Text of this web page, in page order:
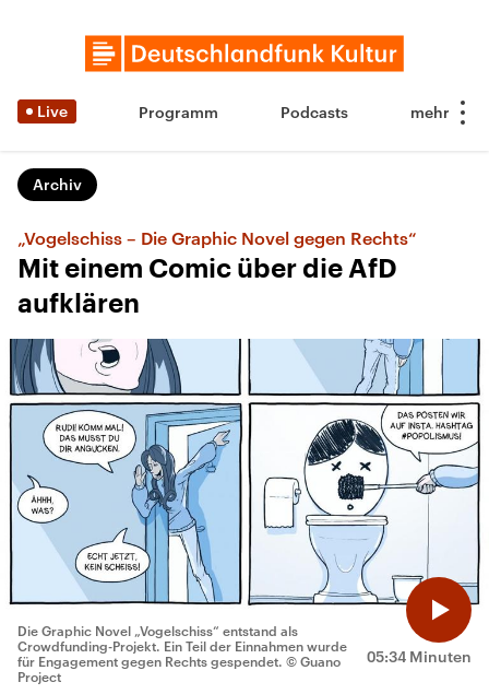
Live Programm Podcasts
Archiv
„Vogelschiss – Die Graphic Novel gegen Rechts“
Mit einem Comic über die AfD
aufklären
05:34 Minuten
Die Graphic Novel „Vogelschiss“ entstand als
Crowdfunding-Projekt. Ein Teil der Einnahmen wurde
für Engagement gegen Rechts gespendet. © Guano
Project